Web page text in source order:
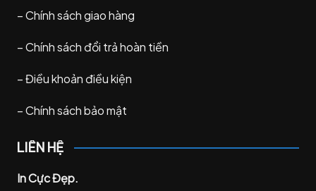
–Chính sách giao hàng
–Chính sách đổi trả hoàn tiền
–Điều khoản điều kiện
–Chính sách bảo mật
LIÊN HỆ
In Cực Đẹp.